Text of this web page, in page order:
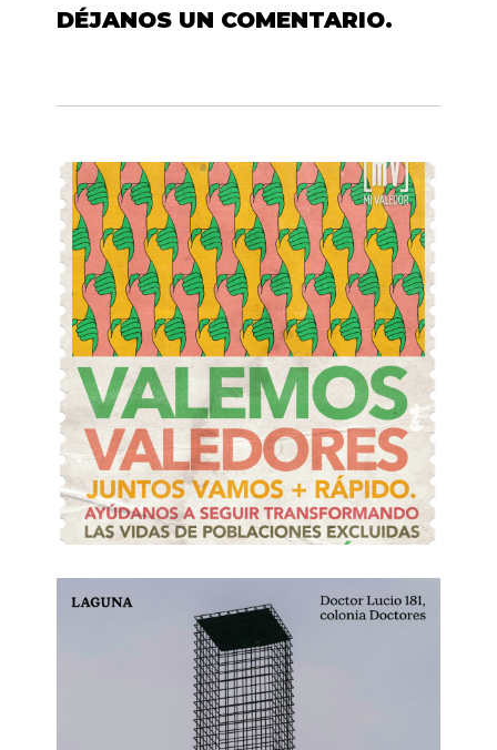
DÉJANOS UN COMENTARIO.